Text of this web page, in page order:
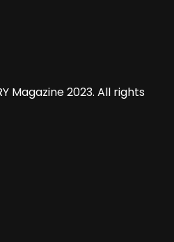
Magazine 2023. All rights